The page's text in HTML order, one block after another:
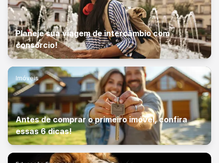
Planeje sua viagem de intercâmbio com
consórcio!
Imóveis
Antes de comprar o primeiro imóvel, confira
essas 6 dicas!